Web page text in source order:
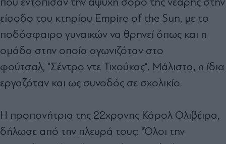
είσοδο του κτηρίου Empire of the Sun, με το
ποδόσφαιρο γυναικών να θρηνεί όπως και η
ομάδα στην οποία αγωνιζόταν στο
φούτσαλ, "Σέντρο ντε Τιχούκας". Μάλιστα, η ίδια
εργαζόταν και ως συνοδός σε σχολικίο.
Η προπονήτρια της 22χρονης Κάρολ Ολιβέιρα,
δήλωσε από την πλευρά τους: "Όλοι την